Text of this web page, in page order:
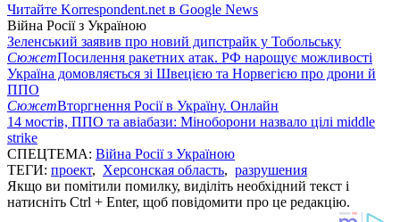
Читайте Korrespondent.net в Google News
Війна Росії з Україною
Зеленський заявив про новий дипстрайк у Тобольську
СюжетПосилення ракетних атак. РФ нарощує можливості
Україна домовляється зі Швецією та Норвегією про дрони й
ППО
СюжетВторгнення Росії в Україну. Онлайн
14 мостів, ППО та авіабази: Міноборони назвало цілі middle
strike
СПЕЦТЕМА: Війна Росії з Україною
ТЕГИ: проект, Херсонская область, разрушения
Якщо ви помітили помилку, виділіть необхідний текст і
натисніть Ctrl + Enter, щоб повідомити про це редакцію.